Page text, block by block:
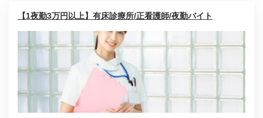
【1夜勤3万円以上】有床診療所/正看護師/夜勤バイト